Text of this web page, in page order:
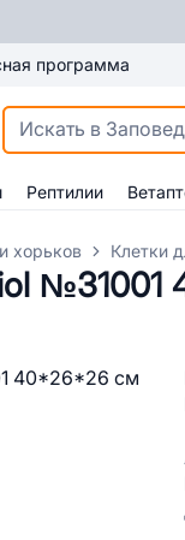
программа
Рептилии
хорьков Клетки